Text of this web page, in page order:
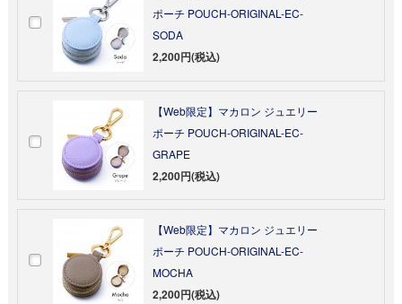
ポーチ POUCH-ORIGINAL-EC-
SODA
2,200円(税込)
【Web限定】マカロン ジュエリー
ポーチ POUCH-ORIGINAL-EC-
GRAPE
2,200円(税込)
【Web限定】マカロン ジュエリー
ポーチ POUCH-ORIGINAL-EC-
MOCHA
2,200円(税込)